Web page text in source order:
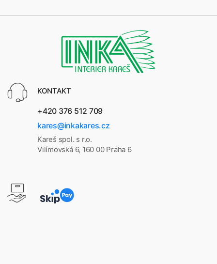
KONTAKT
+420 376 512 709
kares@inkakares.cz
Kareš spol. s r.o.
Vilímovská 6, 160 00 Praha 6